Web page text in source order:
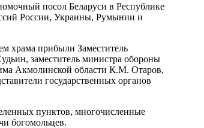
посол Беларуси в Республике
России, Украины, Румынии и
храма прибыли Заместитель
заместитель министра обороны
Акмолинской области К.М. Отаров,
государственных органов
пунктов, многочисленные
богомольцев.